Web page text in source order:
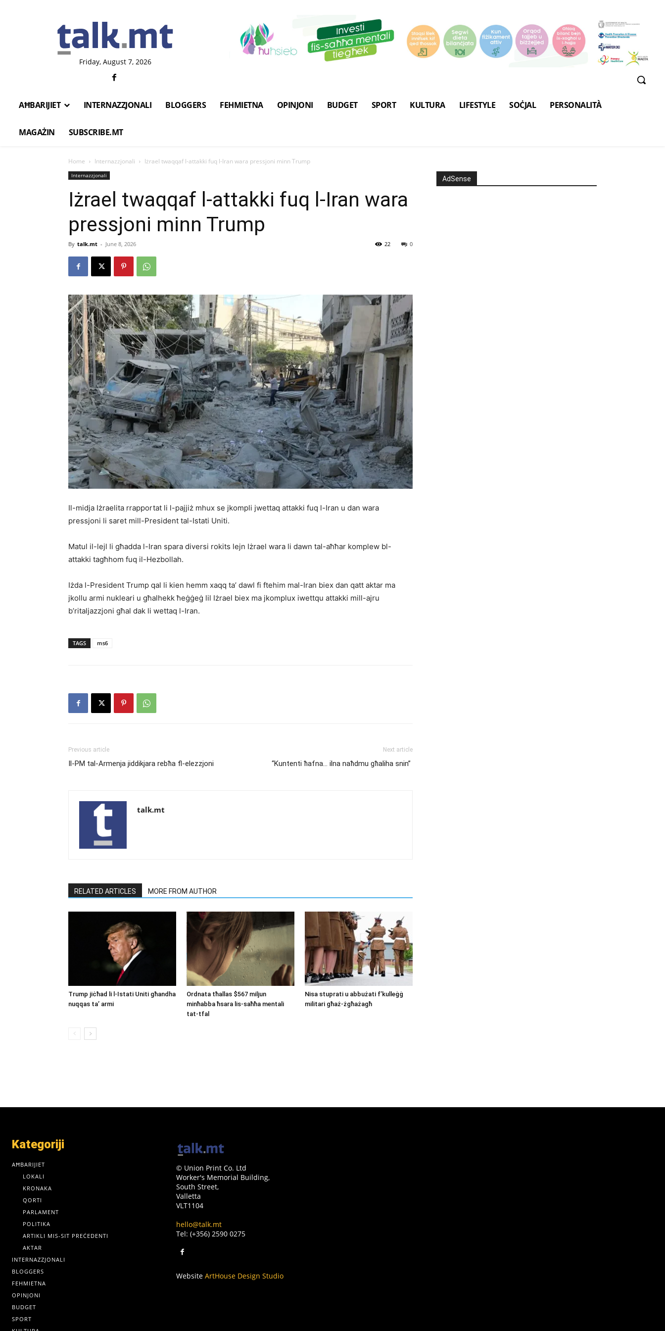
Friday, August 7, 2026
AĦBARIJIET INTERNAZZJONALI BLOGGERS FEHMIETNA OPINJONI BUDGET SPORT KULTURA LIFESTYLE SOĊJAL PERSONALITÀ
MAGAŻIN SUBSCRIBE.MT
Home Internazzjonali Iżrael twaqqaf l-attakki fuq l-Iran wara pressjoni minn Trump
Internazzjonali
Iżrael twaqqaf l-attakki fuq l-Iran wara
pressjoni minn Trump
By talk.mt - June 8, 2026 0
22
Il-midja Iżraelita rrapportat li l-pajjiż mhux se jkompli jwettaq attakki fuq l-Iran u dan wara
pressjoni li saret mill-President tal-Istati Uniti.
Matul il-lejl li għadda l-Iran spara diversi rokits lejn Iżrael wara li dawn tal-aħħar komplew bl-
attakki tagħhom fuq il-Hezbollah.
Iżda l-President Trump qal li kien hemm xaqq ta’ dawl fi ftehim mal-Iran biex dan qatt aktar ma
jkollu armi nukleari u għalhekk ħeġġeġ lil Iżrael biex ma jkomplux iwettqu attakki mill-ajru
b’ritaljazzjoni għal dak li wettaq l-Iran.
TAGS ms6
Previous article
Il-PM tal-Armenja jiddikjara rebħa fl-elezzjoni
Next article
“Kuntenti ħafna… ilna naħdmu għaliha snin”
talk.mt
RELATED ARTICLES MORE FROM AUTHOR
Trump jiċħad li l-Istati Uniti għandha
nuqqas ta’ armi
Ordnata tħallas $567 miljun
minħabba ħsara lis-saħħa mentali
tat-tfal
Nisa stuprati u abbużati f’kulleġġ
militari għaż-żgħażagħ
AdSense
Kategoriji
AĦBARIJIET
LOKALI
KRONAKA
QORTI
PARLAMENT
POLITIKA
ARTIKLI MIS-SIT PREĊEDENTI
AKTAR
INTERNAZZJONALI
BLOGGERS
FEHMIETNA
OPINJONI
BUDGET
SPORT
© Union Print Co. Ltd
Worker's Memorial Building,
South Street,
Valletta
VLT1104
hello@talk.mt
Tel: (+356) 2590 0275
Website ArtHouse Design Studio